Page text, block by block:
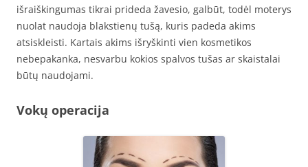
išraiškingumas tikrai prideda žavesio, galbūt, todėl moterys
nuolat naudoja blakstienų tušą, kuris padeda akims
atsiskleisti. Kartais akims išryškinti vien kosmetikos
nebepakanka, nesvarbu kokios spalvos tušas ar skaistalai
būtų naudojami.
Vokų operacija